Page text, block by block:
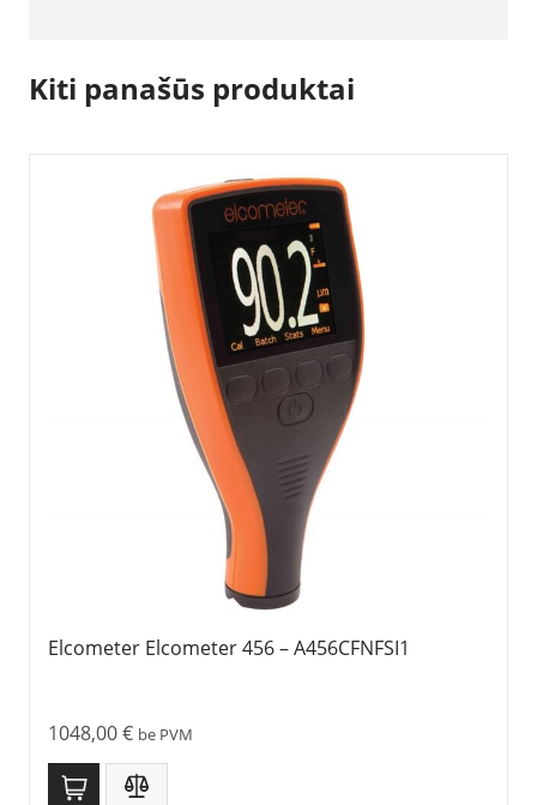
Kiti panašūs produktai
Elcometer Elcometer 456 – A456CFNFSI1
1048,00€ be PVM